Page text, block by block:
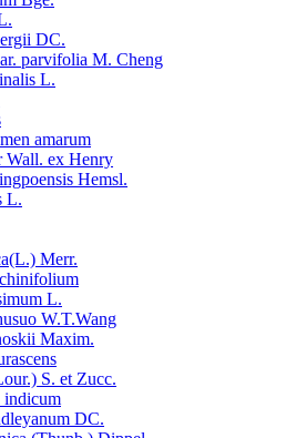
DC.
parvifolia M. Cheng
L.
amarum
Wall. ex Henry
Hemsl.
L.
Merr.
L.
W.T.Wang
Maxim.
S. et Zucc.
indicum
DC.